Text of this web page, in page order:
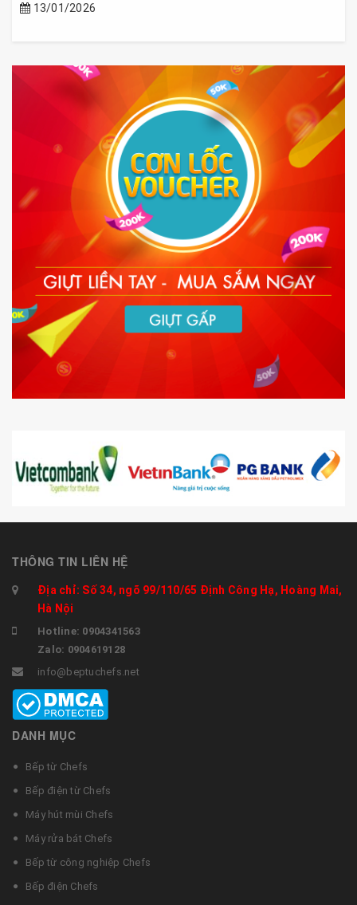
13/01/2026
THÔNG TIN LIÊN HỆ
Địa chỉ: Số 34, ngõ 99/110/65 Định Công Hạ, Hoàng Mai,
Hà Nội
Hotline: 0904341563
Zalo: 0904619128
info@beptuchefs.net
DANH MỤC
Bếp từ Chefs
Bếp điện từ Chefs
Máy hút mùi Chefs
Máy rửa bát Chefs
Bếp từ công nghiệp Chefs
Bếp điện Chefs